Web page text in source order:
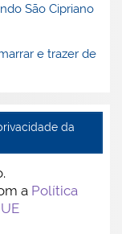
São Cipriano
e trazer de
da
a Política